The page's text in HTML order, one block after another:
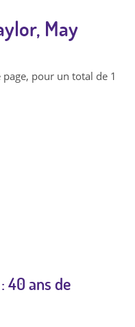
May
pour un total de 1
40 ans de